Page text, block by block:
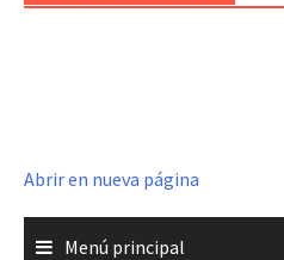
Abrir en nueva página
Menú principal